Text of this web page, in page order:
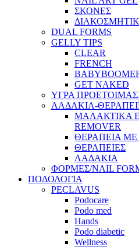
ΣΚΟΝΕΣ
DUAL FORMS
GELLY TIPS
CLEAR
FRENCH
GET NAKED
ΥΓΡΑ
ΛΑΔΑΚΙΑ-
ΜΑΛΑΚΤΙΚΑ
REMOVER
ΘΕΡΑΠΕΙΑ
ΘΕΡΑΠΕΙΕΣ
ΛΑΔΑΚΙΑ
ΦΟΡΜΕΣ/NAIL
ΠΟΔΟΛΟΓΙΑ
PECLAVUS
Podocare
Podo med
Hands
Podo diabetic
Wellness